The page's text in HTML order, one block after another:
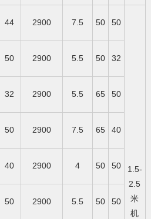
44 2900 7.5 50 50
1.5-
2.5
米
机
50 2900 5.5 50 32
32 2900 5.5 65 50
50 2900 7.5 65 40
40 2900 4 50 50
50 2900 5.5 50 50